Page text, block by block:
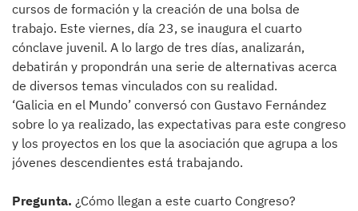
cursos de formación y la creación de una bolsa de
trabajo. Este viernes, día 23, se inaugura el cuarto
cónclave juvenil. A lo largo de tres días, analizarán,
debatirán y propondrán una serie de alternativas acerca
de diversos temas vinculados con su realidad.
‘Galicia en el Mundo’ conversó con Gustavo Fernández
sobre lo ya realizado, las expectativas para este congreso
y los proyectos en los que la asociación que agrupa a los
jóvenes descendientes está trabajando.
Pregunta. ¿Cómo llegan a este cuarto Congreso?